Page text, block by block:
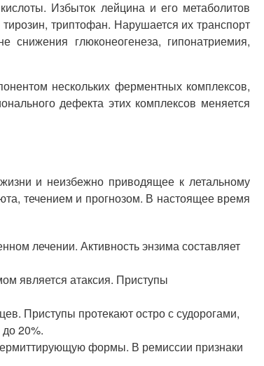
Избыток лейцина и его метаболитов
триптофан. Нарушается их транспорт
снижения глюконеогенеза, гипонатриемия,
нескольких ферментных комплексов,
дефекта этих комплексов меняется
и неизбежно приводящее к летальному
течением и прогнозом. В настоящее время
лечении. Активность энзима составляет
является атаксия. Приступы
Приступы протекают остро с судорогами,
20%.
формы. В ремиссии признаки